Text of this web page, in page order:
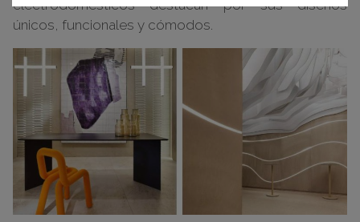
electrodomésticos destacan por sus diseños
únicos, funcionales y cómodos.